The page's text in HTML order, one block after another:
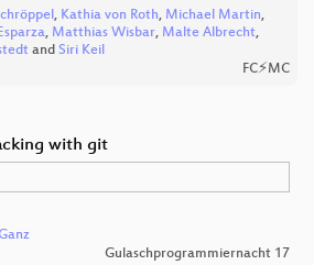
, Kathia von Roth, Michael Martin,
, Matthias Wisbar, Malte Albrecht,
and Siri Keil
FC⚡MC
with git
Gulaschprogrammiernacht 17